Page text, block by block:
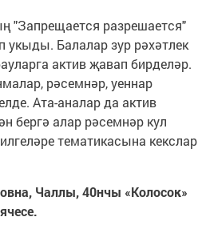
"Запрещается разрешается"
укыды. Балалар зур рәхәтлек
актив җавап бирделәр.
рәсемнәр, уеннар
Ата-аналар да актив
бергә алар рәсемнәр кул
тематикасына кекслар
Чаллы, 40нчы «Колосок»